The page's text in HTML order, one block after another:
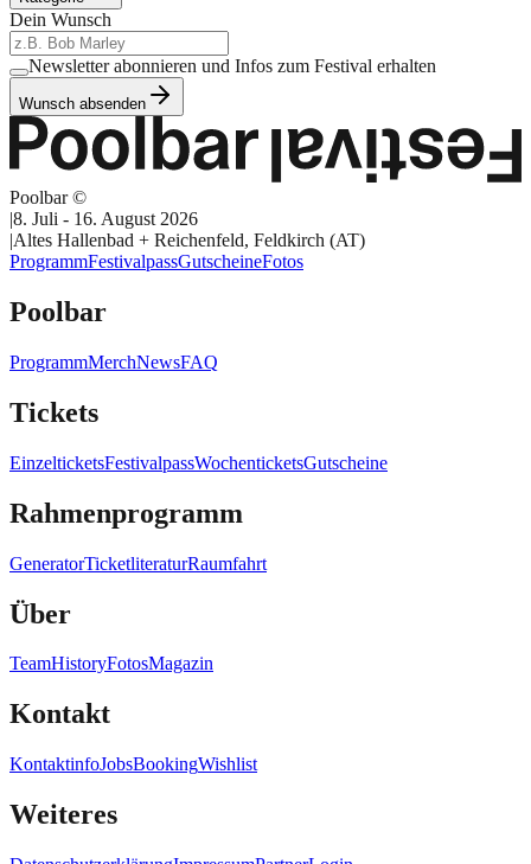
Dein Wunsch
Newsletter abonnieren und Infos zum Festival erhalten
Wunsch absenden
Poolbar ©
|8. Juli - 16. August 2026
|Altes Hallenbad + Reichenfeld, Feldkirch (AT)
ProgrammFestivalpassGutscheineFotos
Poolbar
ProgrammMerchNewsFAQ
Tickets
EinzelticketsFestivalpassWochenticketsGutscheine
Rahmenprogramm
GeneratorTicketliteraturRaumfahrt
Über
TeamHistoryFotosMagazin
Kontakt
KontaktinfoJobsBookingWishlist
Weiteres